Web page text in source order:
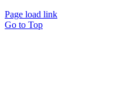
Page load link
Go to Top